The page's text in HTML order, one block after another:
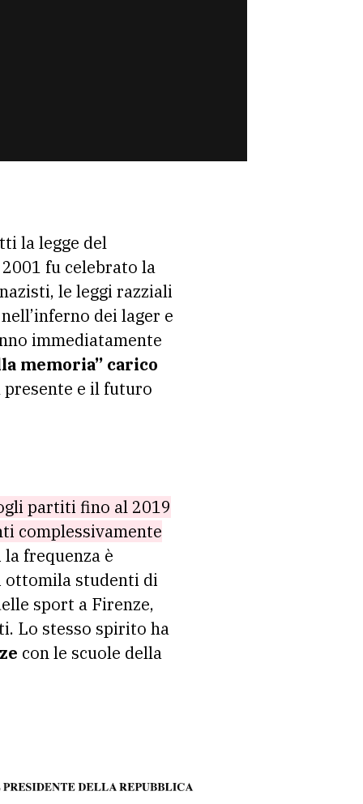
la legge del
fu celebrato la
le leggi razziali
dei lager e
immediatamente
memoria” carico
presente e il futuro
partiti fino al 2019
complessivamente
frequenza è
ottomila studenti di
sport a Firenze,
Lo stesso spirito ha
con le scuole della